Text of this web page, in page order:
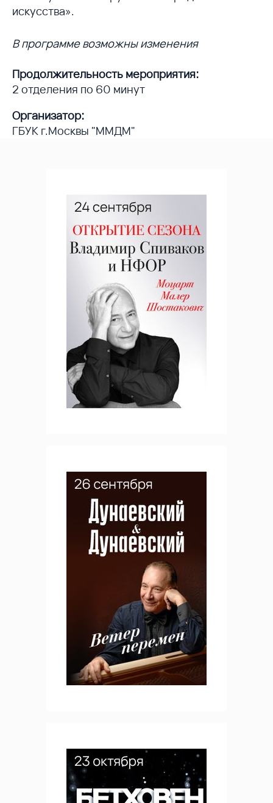
искусства».
В программе возможны изменения
Продолжительность мероприятия:
2 отделения по 60 минут
Организатор:
ГБУК г.Москвы "ММДМ"